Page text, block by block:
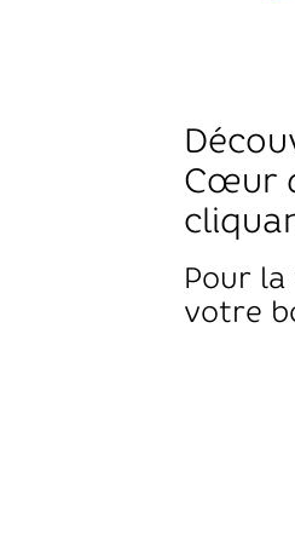
Cœur
Pour
votre